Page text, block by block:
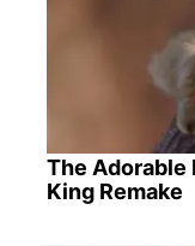
The Adorable
King Remake